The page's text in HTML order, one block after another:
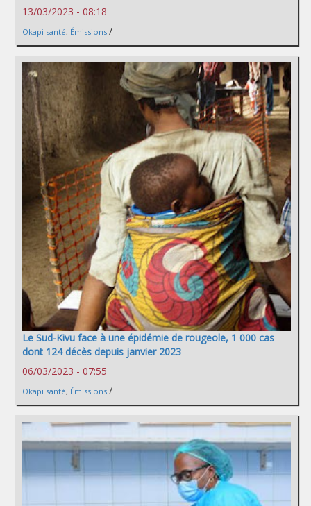
13/03/2023 - 08:18
Okapi santé, Émissions /
Le Sud-Kivu face à une épidémie de rougeole, 1 000 cas
dont 124 décès depuis janvier 2023
06/03/2023 - 07:55
Okapi santé, Émissions /